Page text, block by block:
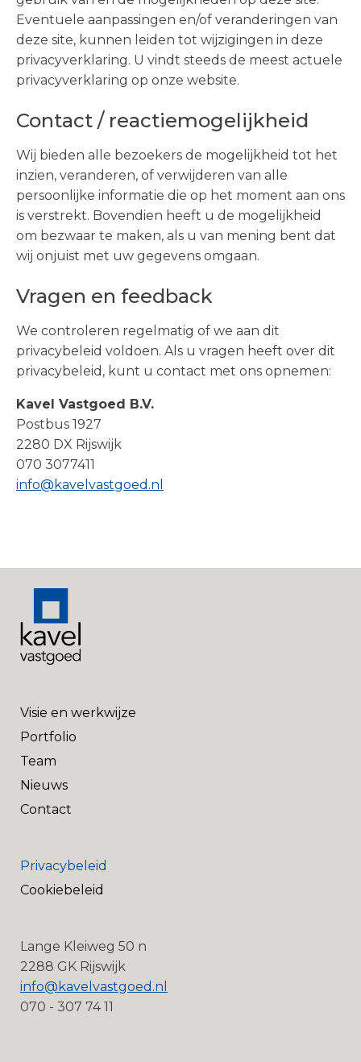
Eventuele aanpassingen en/of veranderingen van
deze site, kunnen leiden tot wijzigingen in deze
privacyverklaring. U vindt steeds de meest actuele
privacyverklaring op onze website.
Contact / reactiemogelijkheid
Wij bieden alle bezoekers de mogelijkheid tot het
inzien, veranderen, of verwijderen van alle
persoonlijke informatie die op het moment aan ons
is verstrekt. Bovendien heeft u de mogelijkheid
om bezwaar te maken, als u van mening bent dat
wij onjuist met uw gegevens omgaan.
Vragen en feedback
We controleren regelmatig of we aan dit
privacybeleid voldoen. Als u vragen heeft over dit
privacybeleid, kunt u contact met ons opnemen:
Kavel Vastgoed B.V.
Postbus 1927
2280 DX Rijswijk
070 3077411
info@kavelvastgoed.nl
Visie en werkwijze
Portfolio
Team
Nieuws
Contact
Privacybeleid
Cookiebeleid
Lange Kleiweg 50 n
2288 GK Rijswijk
info@kavelvastgoed.nl
070 - 307 74 11